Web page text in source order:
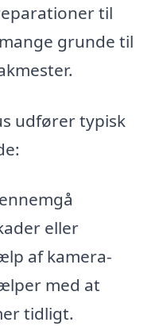
til
grunde til
udfører typisk
eller
af kamera-
med at
tidligt.